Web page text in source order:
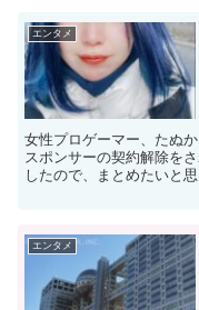
エンタメ
女性プロゲーマー、たぬ
スポンサーの契約解除を
したので、まとめたいと思
エンタメ